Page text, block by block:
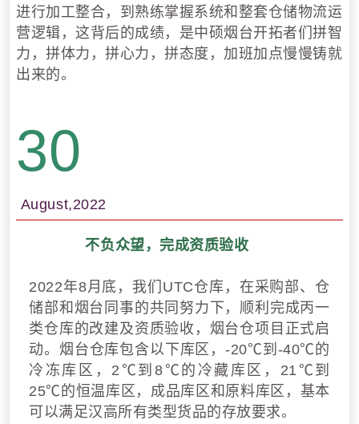
进行加工整合，到熟练掌握系统和整套仓储物流运
营逻辑，这背后的成绩，是中硕烟台开拓者们拼智
力，拼体力，拼心力，拼态度，加班加点慢慢铸就
出来的。
30
August,2022
不负众望，完成资质验收
2022年8月底，我们UTC仓库，在采购部、仓
储部和烟台同事的共同努力下，顺利完成丙一
类仓库的改建及资质验收，烟台仓项目正式启
动。烟台仓库包含以下库区，-20℃到-40℃的
冷冻库区，2 ℃ 到8 ℃ 的冷藏库区，21 ℃ 到
25℃的恒温库区，成品库区和原料库区，基本
可以满足汉高所有类型货品的存放要求。